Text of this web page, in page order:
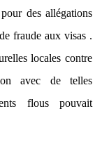
des allégations
fraude aux visas .
locales contre
avec de telles
flous pouvait